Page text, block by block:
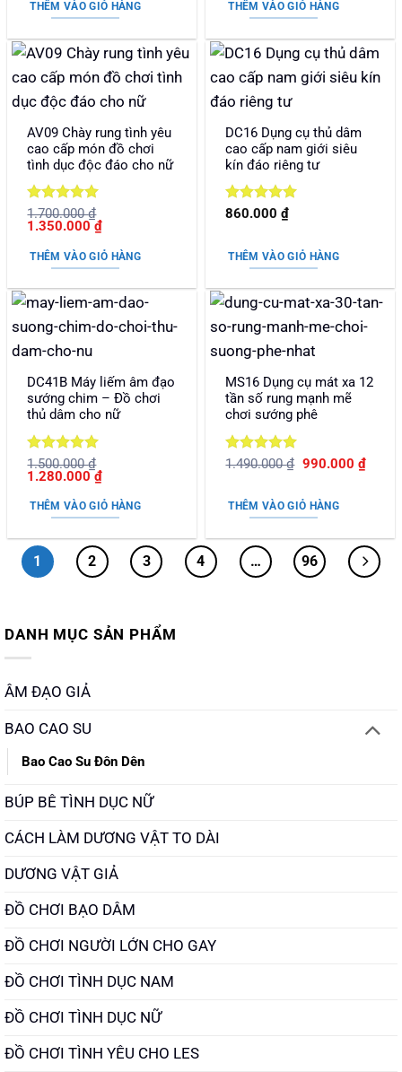
THÊM VÀO GIỎ HÀNG
2.390.000 ₫.là:
THÊM VÀO GIỎ HÀNG
AV09 Chày rung tình yêu
cao cấp món đồ chơi
tình dục độc đáo cho nữ
Được xếp
hạng55
1.700.000₫
Giá
là:
1.700.000 ₫.
1.350.000₫Giá
tại
là:
THÊM VÀO GIỎ HÀNG
DC16 Dụng cụ thủ dâm
cao cấp nam giới siêu
kín đáo riêng tư
Được xếp
860.000₫
THÊM VÀO GIỎ HÀNG
DC41B Máy liếm âm đạo
sướng chim – Đồ chơi
thủ dâm cho nữ
Được xếp
hạng55
1.500.000₫
Giá
là:
1.500.000 ₫.
1.280.000₫Giá
tại
là:
THÊM VÀO GIỎ HÀNG
MS16 Dụng cụ mát xa 12
tần số rung mạnh mẽ
chơi sướng phê
Được xếp
1.490.000₫ Giá
1.490.000 ₫.
990.000 ₫Giá
hiện
THÊM VÀO GIỎ HÀNG
1 2 3 4 … 96
DANH MỤC SẢN PHẨM
ÂM ĐẠO GIẢ
BAO CAO SU
Bao Cao Su Đôn Dên
BÚP BÊ TÌNH DỤC NỮ
CÁCH LÀM DƯƠNG VẬT TO DÀI
DƯƠNG VẬT GIẢ
ĐỒ CHƠI BẠO DÂM
ĐỒ CHƠI NGƯỜI LỚN CHO GAY
ĐỒ CHƠI TÌNH DỤC NAM
ĐỒ CHƠI TÌNH DỤC NỮ
ĐỒ CHƠI TÌNH YÊU CHO LES